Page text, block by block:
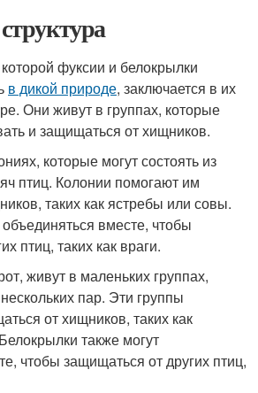
фуксии и белокрылки
в дикой природе, заключается в их
Они живут в группах, которые
и защищаться от хищников.
которые могут состоять из
птиц. Колонии помогают им
таких как ястребы или совы.
вместе, чтобы
птиц, таких как враги.
живут в маленьких группах,
пар. Эти группы
от хищников, таких как
также могут
чтобы защищаться от других птиц,